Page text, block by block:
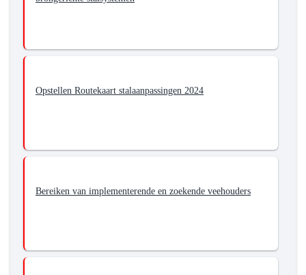
Opstellen Routekaart stalaanpassingen 2024
Bereiken van implementerende en zoekende veehouders